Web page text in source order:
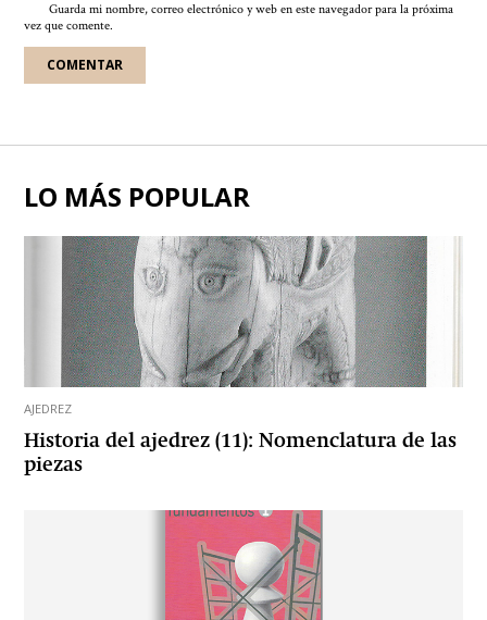
Guarda mi nombre, correo electrónico y web en este navegador para la próxima
vez que comente.
LO MÁS POPULAR
AJEDREZ
Historia del ajedrez (11): Nomenclatura de las
piezas